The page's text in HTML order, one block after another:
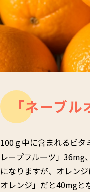
「ネーブ
100ｇ中に含まれるビ
レープフルーツ」36mg
になりますが、オレン
オレンジ」だと40mgと